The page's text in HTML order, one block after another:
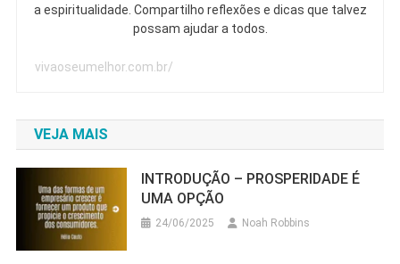
a espiritualidade. Compartilho reflexões e dicas que talvez
possam ajudar a todos.
vivaoseumelhor.com.br/
VEJA MAIS
UMA OPÇÃO
24/06/2025 Noah Robbins